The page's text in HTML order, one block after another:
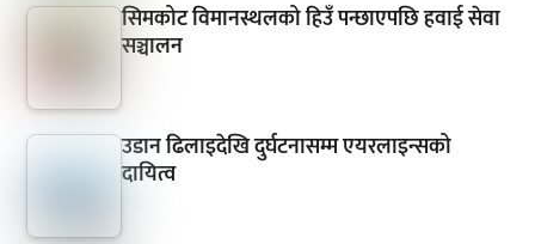
सिमकोट विमानस्थलको हिउँ पन्छाएपछि हवाई सेवा
सञ्चालन
उडान ढिलाइदेखि दुर्घटनासम्म एयरलाइन्सको
दायित्व